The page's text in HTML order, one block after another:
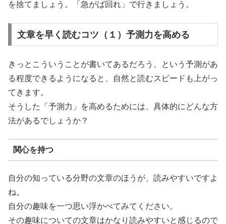
を捨てましょう。
「急がば回れ」で行きましょう。
文章を早く読むコツ（１）予測力を高める
きっとこういうことが書いてあるだろう、という予測があ
る程度できるようになると、自然と読むスピードも上がっ
てきます。
そうした
「予測力」を高めるためには、具体的にどんな方
法があるでしょうか？
関心を持つ
自分の知っている分野の文章のほうが、読みやすいですよ
ね。
自分の趣味を一つ思い浮かべてみてください。
その趣味についての文章はかなり読みやすいと感じるので